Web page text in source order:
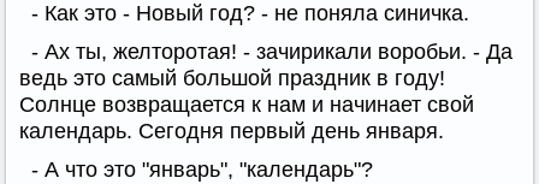
- Как это - Новый год? - не поняла синичка.
- Ах ты, желторотая! - зачирикали воробьи. - Да
ведь это самый большой праздник в году!
Солнце возвращается к нам и начинает свой
календарь. Сегодня первый день января.
- А что это "январь", "календарь"?